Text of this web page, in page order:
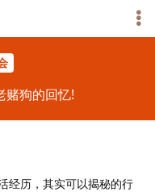
赌狗的回忆!
经历，其实可以揭秘的行